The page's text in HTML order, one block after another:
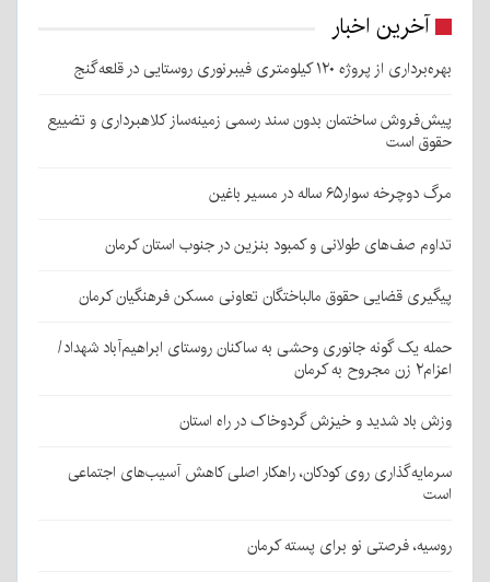
آخرین اخبار
بهره‌برداری از پروژه ۱۲۰ کیلومتری فیبرنوری روستایی در قلعه‌گنج
پیش‌فروش ساختمان بدون سند رسمی زمینه‌ساز کلاهبرداری و تضییع
حقوق است
مرگ دوچرخه سوار۶۵ ساله در مسیر باغین
تداوم صف‌های طولانی و کمبود بنزین در جنوب استان کرمان
پیگیری قضایی حقوق مالباختگان تعاونی مسکن فرهنگیان کرمان
حمله یک گونه جانوری وحشی به ساکنان روستای ابراهیم‌آباد شهداد/
اعزام۲ زن مجروح به کرمان
وزش باد شدید و خیزش گردوخاک در راه استان
سرمایه‌گذاری روی کودکان، راهکار اصلی کاهش آسیب‌های اجتماعی
است
روسیه، فرصتی نو برای پسته کرمان